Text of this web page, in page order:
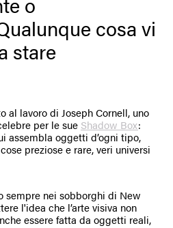
cosa vi
stare
lavoro di Joseph Cornell, uno
per le sue Shadow Box:
assembla oggetti d’ogni tipo,
preziose e rare, veri universi
sempre nei sobborghi di New
l'idea che l’arte visiva non
essere fatta da oggetti reali,